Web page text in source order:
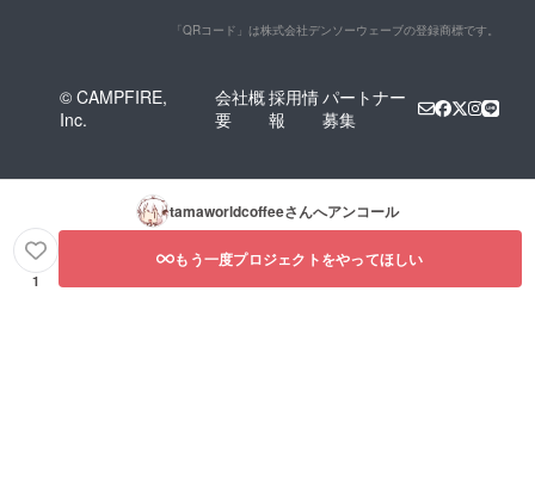
「QRコード」は株式会社デンソーウェーブの登録商標です。
© CAMPFIRE,
Inc.
会社概
要
採用情
報
パートナー
募集
tamaworldcoffeeさんへアンコール
1
もう一度プロジェクトをやってほしい